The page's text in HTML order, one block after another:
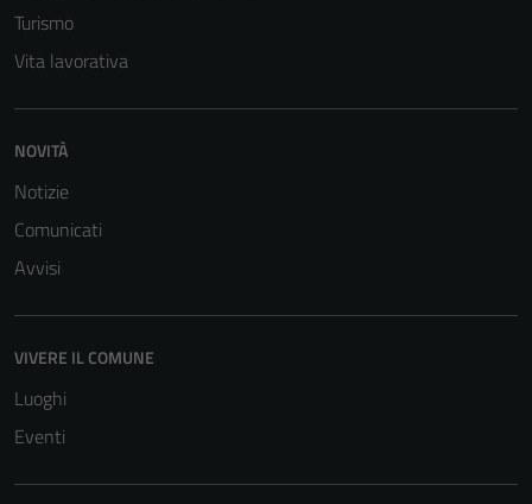
Turismo
Vita lavorativa
NOVITÀ
Notizie
Comunicati
Avvisi
VIVERE IL COMUNE
Luoghi
Eventi
informazioni